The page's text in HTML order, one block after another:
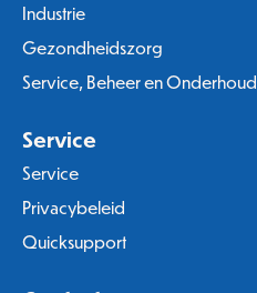
Industrie
Gezondheidszorg
Service, Beheer en Onderhoud
Service
Service
Privacybeleid
Quicksupport